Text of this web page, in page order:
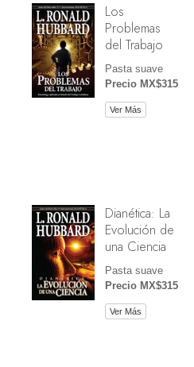
Los
Problemas
del Trabajo
Pasta suave
Precio MX$315
Ver Más
Dianética: La
Evolución de
una Ciencia
Pasta suave
Precio MX$315
Ver Más